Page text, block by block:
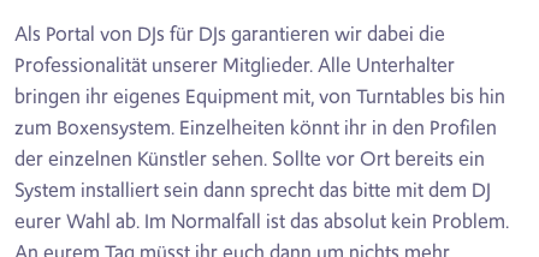
Als Portal von DJs für DJs garantieren wir dabei die
Professionalität unserer Mitglieder. Alle Unterhalter
bringen ihr eigenes Equipment mit, von Turntables bis hin
zum Boxensystem. Einzelheiten könnt ihr in den Profilen
der einzelnen Künstler sehen. Sollte vor Ort bereits ein
System installiert sein dann sprecht das bitte mit dem DJ
eurer Wahl ab. Im Normalfall ist das absolut kein Problem.